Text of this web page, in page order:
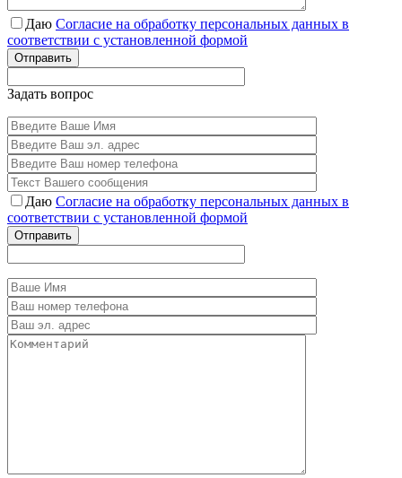
Даю Согласие на обработку персональных данных в
соответствии с установленной формой
Отправить
Задать вопрос
Даю Согласие на обработку персональных данных в
соответствии с установленной формой
Отправить